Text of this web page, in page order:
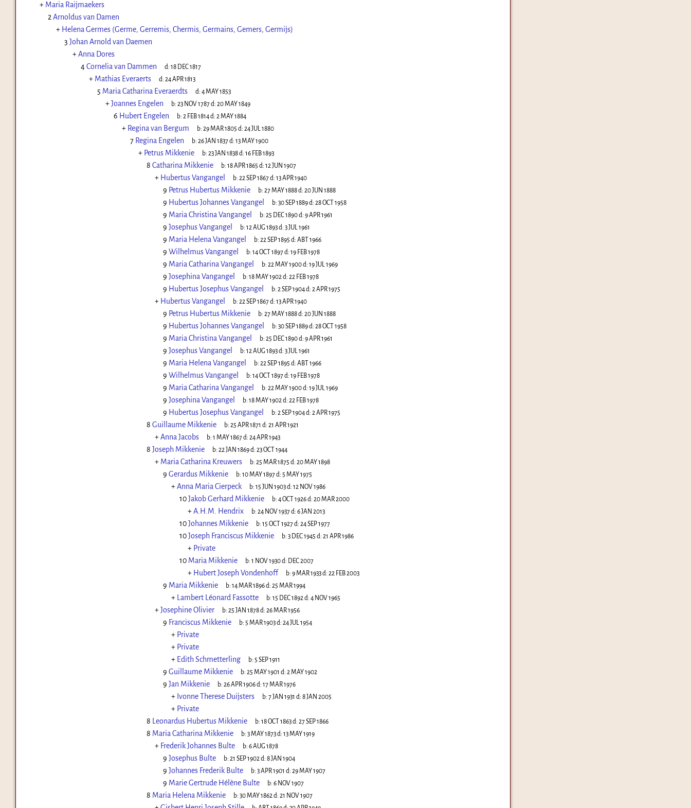
+ Maria Raijmaekers
2 Arnoldus van Damen
+ Helena Germes (Germe, Gerremis, Chermis, Germains, Gemers, Germijs)
3 Johan Arnold van Daemen
+Anna Dores
4Cornelia van Dammen d: 18 DEC 1817
+ Mathias Everaerts d: 24 APR 1813
5 Maria Catharina Everaerdts d: 4 MAY 1853
+Joannes Engelen b: 23 NOV 1787d: 20 MAY 1849
6 Hubert Engelen b: 2 FEB 1814d: 2 MAY 1884
+ Regina van Bergum b: 29 MAR 1805 d: 24 JUL 1880
7 Regina Engelen b: 26 JAN 1837d: 13 MAY 1900
+ Petrus Mikkenie b: 23 JAN 1838d: 16 FEB 1893
8 Catharina Mikkenie b: 18 APR 1865 d: 12 JUN 1907
+ Hubertus Vangangel b: 22 SEP 1867d: 13 APR 1940
9 Petrus Hubertus Mikkenie b: 27 MAY 1888d: 20 JUN 1888
9 Hubertus Johannes Vangangel b: 30 SEP 1889d: 28 OCT 1958
9 Maria Christina Vangangel b: 25 DEC 1890d: 9 APR 1961
9 Josephus Vangangel b: 12 AUG 1893d: 3 JUL 1961
9 Maria Helena Vangangel b: 22 SEP 1895 d: ABT 1966
9 Wilhelmus Vangangel b: 14 OCT 1897d: 19 FEB 1978
9 Maria Catharina Vangangel b: 22 MAY 1900d: 19 JUL 1969
9 Josephina Vangangel b: 18 MAY 1902d: 22 FEB 1978
9 Hubertus Josephus Vangangel b: 2 SEP 1904d: 2 APR 1975
+ Hubertus Vangangel b: 22 SEP 1867d: 13 APR 1940
9 Petrus Hubertus Mikkenie b: 27 MAY 1888d: 20 JUN 1888
9 Hubertus Johannes Vangangel b: 30 SEP 1889d: 28 OCT 1958
9 Maria Christina Vangangel b: 25 DEC 1890d: 9 APR 1961
9 Josephus Vangangel b: 12 AUG 1893d: 3 JUL 1961
9 Maria Helena Vangangel b: 22 SEP 1895 d: ABT 1966
9 Wilhelmus Vangangel b: 14 OCT 1897d: 19 FEB 1978
9 Maria Catharina Vangangel b: 22 MAY 1900d: 19 JUL 1969
9 Josephina Vangangel b: 18 MAY 1902d: 22 FEB 1978
9 Hubertus Josephus Vangangel b: 2 SEP 1904d: 2 APR 1975
8 Guillaume Mikkenie b: 25 APR 1871 d: 21 APR 1921
+Anna Jacobs b: 1 MAY 1867d: 24 APR 1943
8 Joseph Mikkenie b: 22 JAN 1869d: 23 OCT 1944
+ Maria Catharina Kreuwers b: 25 MAR 1875 d: 20 MAY 1898
9 Gerardus Mikkenie b: 10 MAY 1897d: 5 MAY 1975
+Anna Maria Cierpeck b: 15 JUN 1903d: 12 NOV 1986
10Jakob Gerhard Mikkenie b: 4 OCT 1926d: 20 MAR 2000
+A.H.M. Hendrix b: 24 NOV 1937d: 6 JAN 2013
10Johannes Mikkenie b: 15 OCT 1927d: 24 SEP 1977
10Joseph Franciscus Mikkenie b: 3 DEC 1945 d: 21 APR 1986
+ Private
10 Maria Mikkenie b: 1 NOV 1930d: DEC 2007
+ Hubert Joseph Vondenhoff b: 9 MAR 1933d: 22 FEB 2003
9 Maria Mikkenie b: 14 MAR 1896d: 25 MAR 1994
+ Lambert Léonard Fassotte b: 15 DEC 1892d: 4 NOV 1965
+Josephine Olivier b: 25 JAN 1878d: 26 MAR 1956
9 Franciscus Mikkenie b: 5 MAR 1903d: 24 JUL 1954
+ Private
+ Private
+ Edith Schmetterling b: 5 SEP 1911
9 Guillaume Mikkenie b: 25 MAY 1901 d: 2 MAY 1902
9 Jan Mikkenie b: 26 APR 1906d: 17 MAR 1976
+ Ivonne Therese Duijsters b: 7 JAN 1931 d: 8 JAN 2005
+ Private
8
Leonardus Hubertus Mikkenie b: 18 OCT 1863d: 27 SEP 1866
8 Maria Catharina Mikkenie b: 3 MAY 1873d: 13 MAY 1919
+ Frederik Johannes Bulte b: 6 AUG 1878
9 Josephus Bulte b: 21 SEP 1902d: 8 JAN 1904
9 Johannes Frederik Bulte b: 3 APR 1901 d: 29 MAY 1907
9 Marie Gertrude Hélène Bulte b: 6 NOV 1907
8 Maria Helena Mikkenie b: 30 MAY 1862d: 21 NOV 1907